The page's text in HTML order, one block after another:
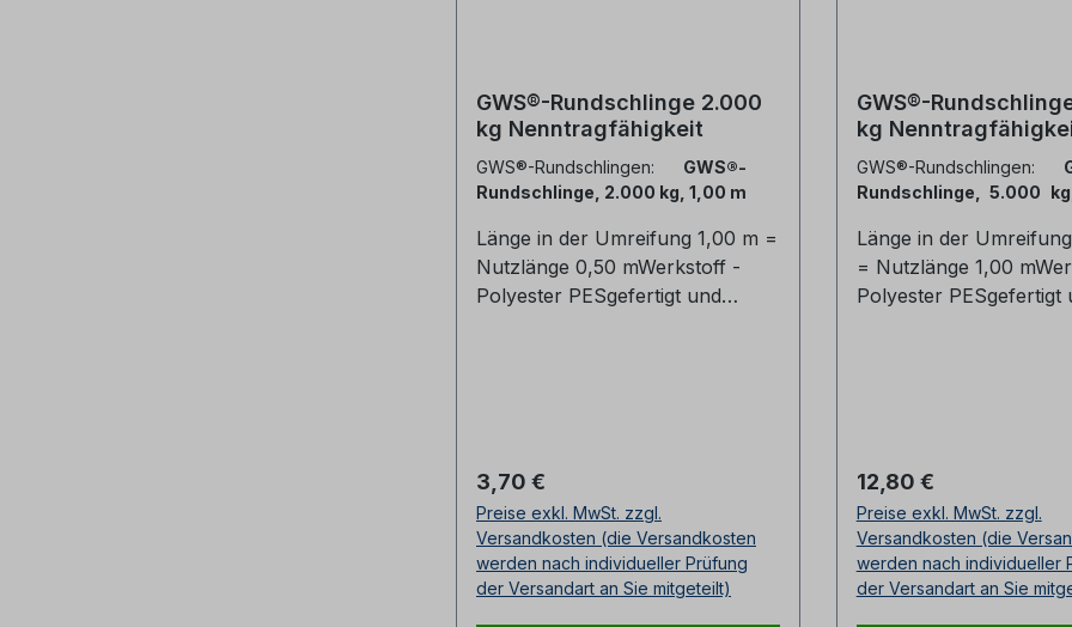
GWS®-Rundschlinge 2.000
kg Nenntragfähigkeit
GWS®-Rundschlingen: GWS®-
Rundschlinge, 2.000 kg, 1,00 m
Länge in der Umreifung 1,00 m =
Nutzlänge 0,50 mWerkstoff -
Polyester PESgefertigt und
Transportaufgaben und lassen
sich auch z.B. bei der
Ladungssicherung als
Kopfschlingen einsetzen.
Fortlaufend aufgedruckte
Regulärer Preis:
3,70 €
Preise exkl. MwSt. zzgl.
Versandkosten (die Versandkosten
werden nach individueller Prüfung
der Versandart an Sie mitgeteilt)
GWS®-
kg
GWS®-Rundschlingen:
Rundschlinge, 5.000
Länge in der
= Nutzlänge 1,00
Polyester PESgefertigt
Transportaufgaben und
sich auch z.B. bei der
Ladungssicherung als
Kopfschlingen
Fortlaufend
Regulärer Preis:
12,80 €
Preise exkl. MwSt. zzgl.
Versandkosten (die
werden nach individueller
der Versandart an Sie